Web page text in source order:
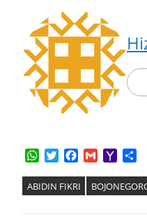
WhatsApp
TwitterFacebook
GmailYahoo
ABIDIN FIKRI